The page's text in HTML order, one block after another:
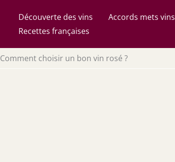
Découverte des vins Accords mets vins
Recettes françaises
Comment choisir un bon vin rosé ?